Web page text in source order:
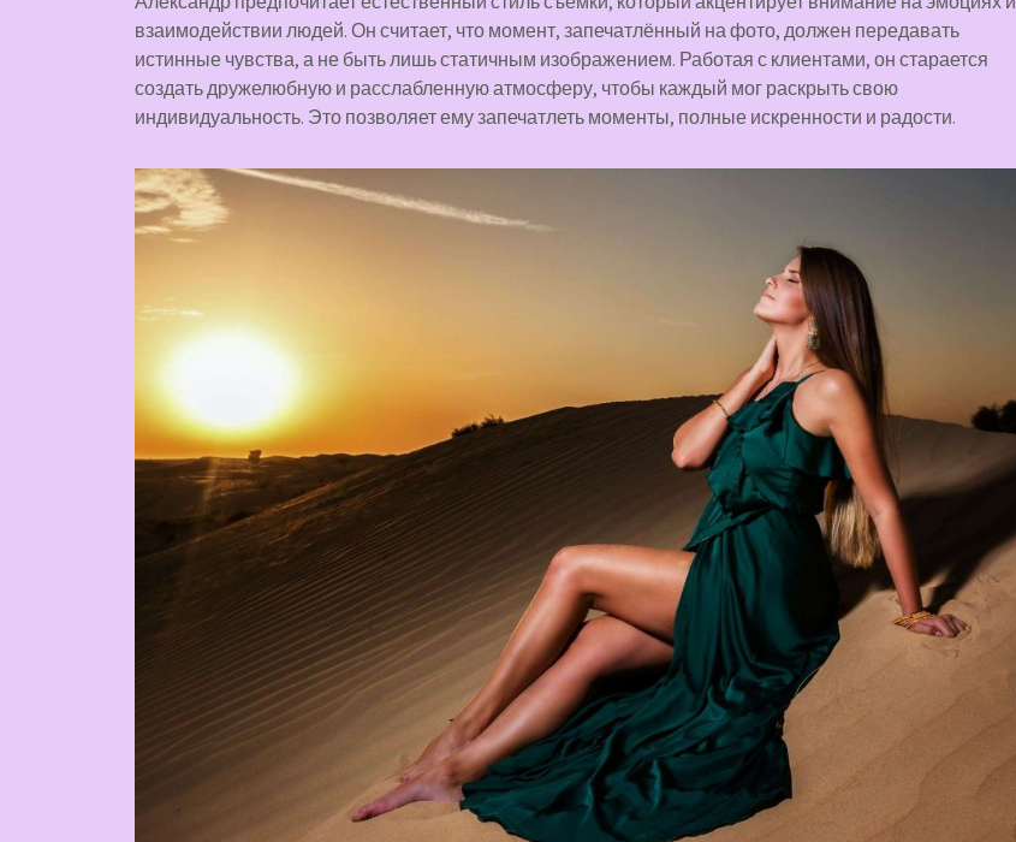
взаимодействии людей. Он считает, что момент, запечатлённый на фото, должен передавать
истинные чувства, а не быть лишь статичным изображением. Работая с клиентами, он старается
создать дружелюбную и расслабленную атмосферу, чтобы каждый мог раскрыть свою
индивидуальность. Это позволяет ему запечатлеть моменты, полные искренности и радости.